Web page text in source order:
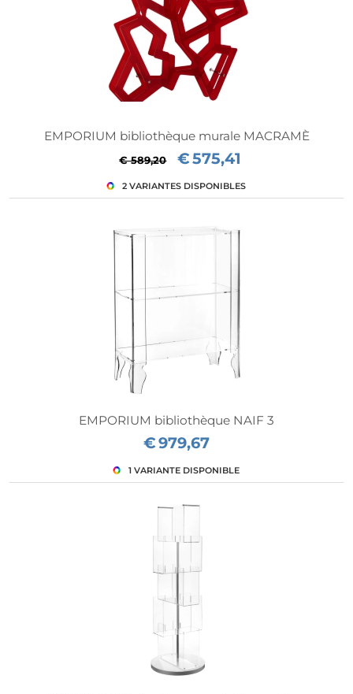
EMPORIUM bibliothèque murale MACRAMÈ
€ 589,20 €575,41
EMPORIUM bibliothèque NAIF 3
€979,67